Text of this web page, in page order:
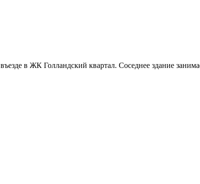
в ЖК Голландский квартал. Соседнее здание